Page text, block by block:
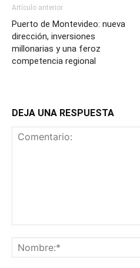
Artículo anterior
Puerto de Montevideo: nueva
dirección, inversiones
millonarias y una feroz
competencia regional
DEJA UNA RESPUESTA